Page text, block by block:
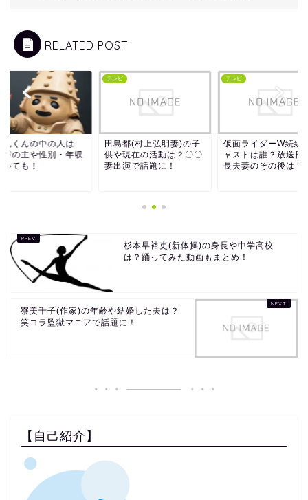
RELATED POST
丸くんの中の人は
声の主や性別・年収
いても！
テレビ
田島都(村上弘明妻)の子
供や現在の活動は？〇〇
妻出演で話題に！
テレビ
仮面ライダーW続編
ャストは誰？放送日
長夫妻のその後は？
杉本早裕吏(新体操)の身長や中学高校
は？踊ってみた動画もまとめ！
寮美千子(作家)の年齢や結婚した夫は？
笑コラ監獄マニアで話題に！
【自己紹介】